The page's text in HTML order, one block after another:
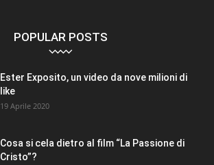
POPULAR POSTS
Ester Exposito, un video da nove milioni di
like
19 Aprile 2020
Cosa si cela dietro al film “La Passione di
Cristo”?